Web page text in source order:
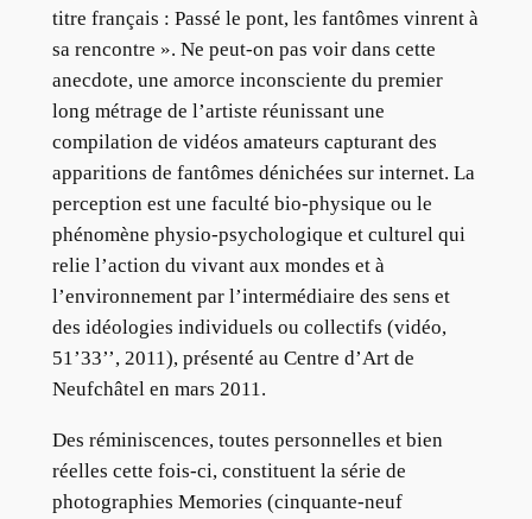
titre français : Passé le pont, les fantômes vinrent à
sa rencontre ». Ne peut-on pas voir dans cette
anecdote, une amorce inconsciente du premier
long métrage de l’artiste réunissant une
compilation de vidéos amateurs capturant des
apparitions de fantômes dénichées sur internet. La
perception est une faculté bio-physique ou le
phénomène physio-psychologique et culturel qui
relie l’action du vivant aux mondes et à
l’environnement par l’intermédiaire des sens et
des idéologies individuels ou collectifs (vidéo,
51’33’’, 2011), présenté au Centre d’Art de
Neufchâtel en mars 2011.
Des réminiscences, toutes personnelles et bien
réelles cette fois-ci, constituent la série de
photographies Memories (cinquante-neuf